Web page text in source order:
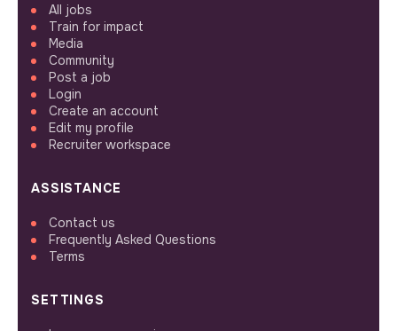
All jobs
Train for impact
Media
Community
Post a job
Login
Create an account
Edit my profile
Recruiter workspace
ASSISTANCE
Contact us
Frequently Asked Questions
Terms
SETTINGS